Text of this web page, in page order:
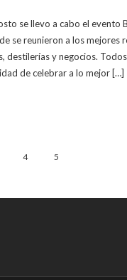
se llevo a cabo el evento
se reunieron a los mejores
destilerías y negocios.
de celebrar a lo mejor […]
4 5